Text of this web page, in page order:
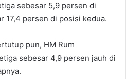
sebesar 5,9 persen di
17,4 persen di posisi kedua.
pun, HM Rum
sebesar 4,9 persen jauh di